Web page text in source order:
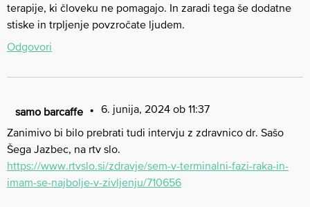
terapije, ki človeku ne pomagajo. In zaradi tega še dodatne
stiske in trpljenje povzročate ljudem.
Odgovori
samo barcaffe
6. junija, 2024 ob 11:37
Zanimivo bi bilo prebrati tudi intervju z zdravnico dr. Sašo
Šega Jazbec, na rtv slo.
https://www.rtvslo.si/zdravje/sem-v-terminalni-fazi-raka-in-
imam-se-najbolje-v-zivljenju/710656